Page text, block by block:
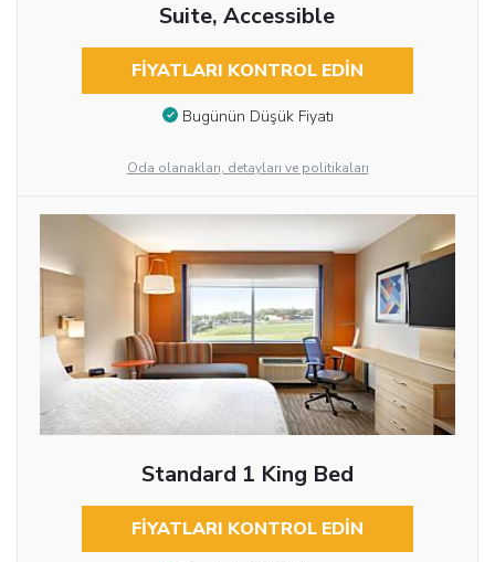
Suite, Accessible
FIYATLARI KONTROL EDIN
Bugünün Düşük Fiyatı
Oda olanakları, detayları ve politikaları
Standard 1 King Bed
FIYATLARI KONTROL EDIN